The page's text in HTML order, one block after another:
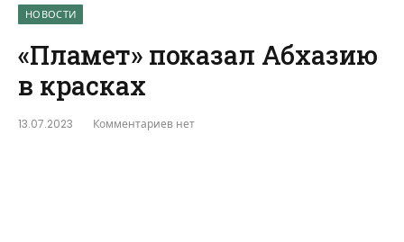
НОВОСТИ
«Пламет» показал Абхазию
в красках
13.07.2023 Комментариев нет